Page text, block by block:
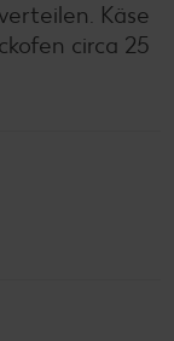
Käse
circa 25